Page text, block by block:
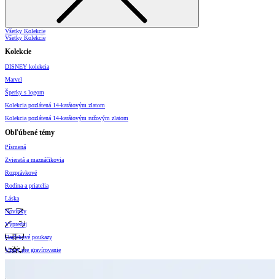
Všetky Kolekcie
Všetky Kolekcie
Kolekcie
DISNEY kolekcia
Marvel
Šperky s logom
Kolekcia pozlátená 14-karátovým zlatom
Kolekcia pozlátená 14-karátovým ružovým zlatom
Obľúbené témy
Písmená
Zvieratá a maznáčikovia
Rozprávkové
Rodina a priatelia
Láska
Novinky
Výpredaj
Darčekové poukazy
Vzory pre gravírovanie